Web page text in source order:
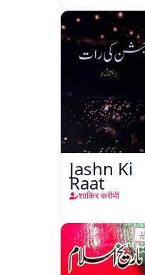
Jashn Ki
Raat
शाकिर करीमी